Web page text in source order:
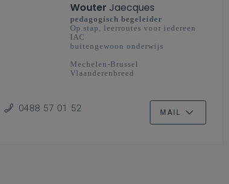
Wouter Jaecques
pedagogisch begeleider
Op.stap, leerroutes voor iedereen
IAC
buitengewoon onderwijs
Mechelen-Brussel
Vlaanderenbreed
0488 57 01 52 MAIL